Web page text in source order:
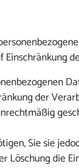
der
Sie sie
Löschung die